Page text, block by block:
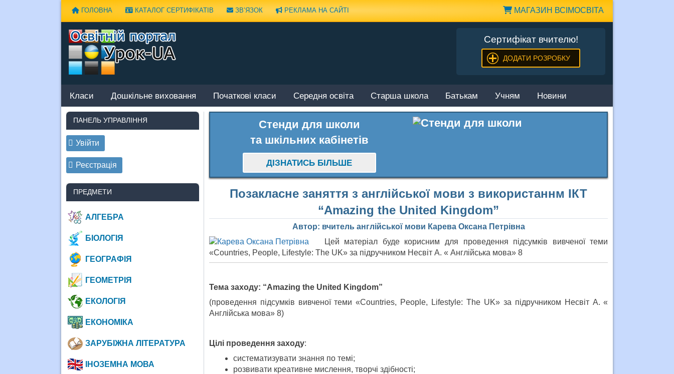
Наверх
МАГАЗИН ВСІМОСВІТА
ГОЛОВНА КАТАЛОГ СЕРТИФІКАТІВ ЗВ’ЯЗОК РЕКЛАМА НА САЙТІ
Сертифікат вчителю!
ДОДАТИ РОЗРОБКУ
Класи Дошкільне виховання Початкові класи Середня освіта Старша школа Батькам Учням Новини
Стенди для школи
та шкільних кабінетів
ДІЗНАТИСЬ БІЛЬШЕ
Позакласне заняття з англійської мови з використаннм ІКТ
“Amazing the United Kingdom”
Автор: вчитель англійської мови Карева Оксана Петрівна
Цей матеріал буде корисним для проведення підсумків вивченої теми
«Countries, People, Lifestyle: The UK» за підручником Несвіт А. « Англійська мова» 8
Тема заходу: “Amazing the United Kingdom”
(проведення підсумків вивченої теми «Countries, People, Lifestyle: The UK» за підручником Несвіт А. «
Англійська мова» 8)
Ціліпроведення заходу:
систематизувати знання по темі;
розвивати креативне мислення, творчі здібності;
ПАНЕЛЬ УПРАВЛІННЯ
Увійти
Реєстрація
ПРЕДМЕТИ
АЛГЕБРА
БІОЛОГІЯ
ГЕОГРАФІЯ
ГЕОМЕТРІЯ
ЕКОЛОГІЯ
ЕКОНОМІКА
ЗАРУБІЖНА ЛІТЕРАТУРА
ІНОЗЕМНА МОВА